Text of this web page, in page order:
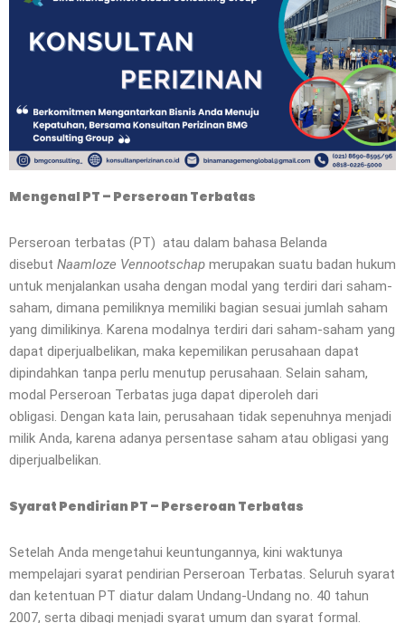
Mengenal PT – Perseroan Terbatas
Perseroan terbatas (PT) atau dalam bahasa Belanda
disebut Naamloze Vennootschap merupakan suatu badan hukum
untuk menjalankan usaha dengan modal yang terdiri dari saham-
saham, dimana pemiliknya memiliki bagian sesuai jumlah saham
yang dimilikinya. Karena modalnya terdiri dari saham-saham yang
dapat diperjualbelikan, maka kepemilikan perusahaan dapat
dipindahkan tanpa perlu menutup perusahaan. Selain saham,
modal Perseroan Terbatas juga dapat diperoleh dari
obligasi. Dengan kata lain, perusahaan tidak sepenuhnya menjadi
milik Anda, karena adanya persentase saham atau obligasi yang
diperjualbelikan.
Syarat Pendirian PT – Perseroan Terbatas
Setelah Anda mengetahui keuntungannya, kini waktunya
mempelajari syarat pendirian Perseroan Terbatas. Seluruh syarat
dan ketentuan PT diatur dalam Undang-Undang no. 40 tahun
2007, serta dibagi menjadi syarat umum dan syarat formal.